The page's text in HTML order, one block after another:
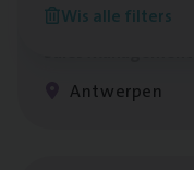
Wis alle filters
Insu­ran­ce Bro­ker
Antwerpen